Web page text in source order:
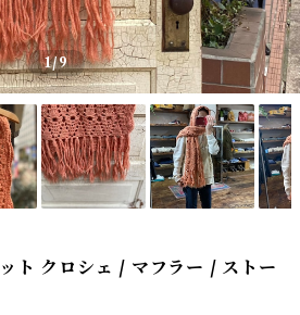
1/9
クロシェ / マフラー / ストー